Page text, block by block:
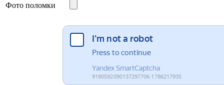
Фото поломки